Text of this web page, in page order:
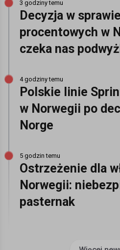
3 godziny temu
Decyzja w
procentowych w
czeka nas
4 godziny temu
Polskie linie
w Norwegii po
Norge
5 godzin temu
Ostrzeżenie dla
Norwegii:
pasternak